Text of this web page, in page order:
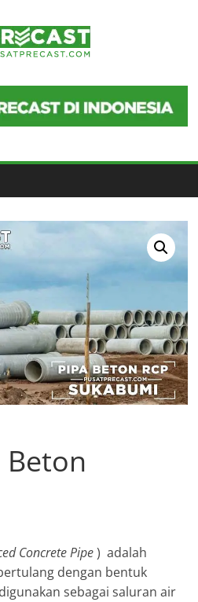
Beton
Concrete Pipe) adalah
dengan bentuk
sebagai saluran air